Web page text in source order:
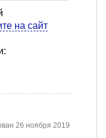
на сайт
26 ноября 2019